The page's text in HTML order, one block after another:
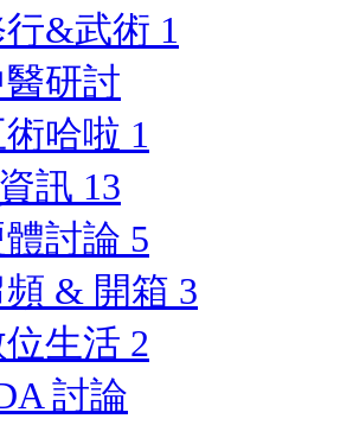
&武術 1
研討
哈啦 1
訊 13
討論 5
頻 & 開箱 3
生活 2
討論